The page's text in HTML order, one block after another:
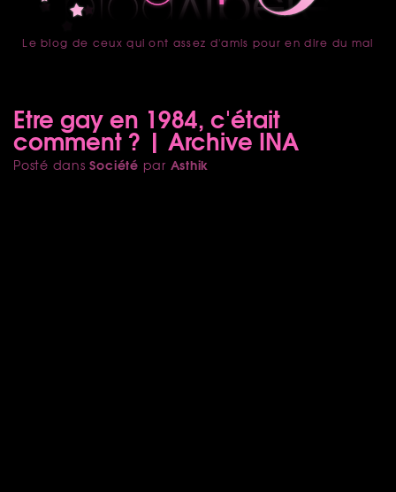
accueil
Le blog de ceux qui ont assez d'amis pour en dire du mal
Etre gay en 1984, c'était
comment ? | Archive INA
Posté dansSociété par Asthik